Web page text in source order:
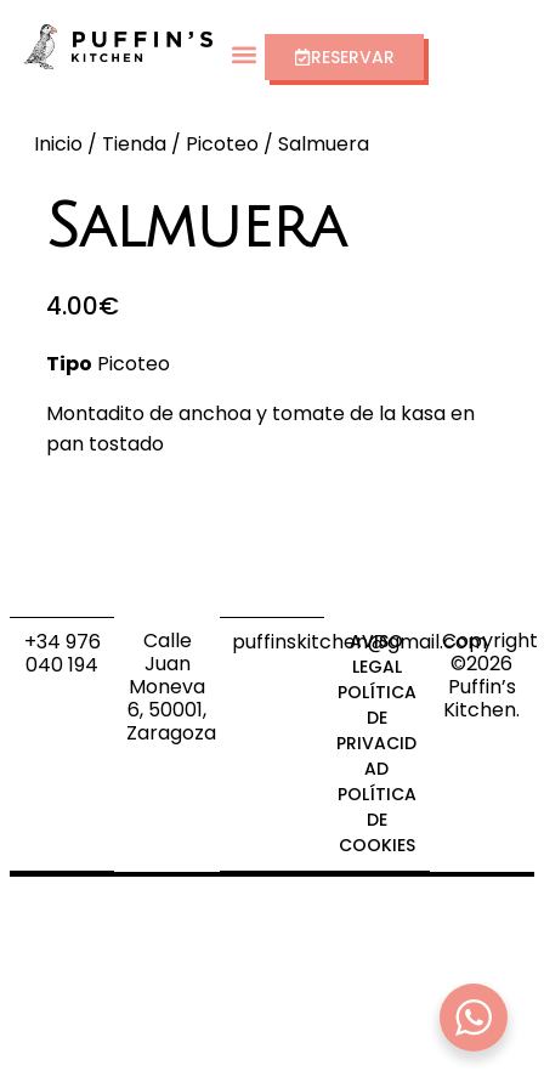
RESERVAR
Inicio / Tienda / Picoteo / Salmuera
Salmuera
4.00€
Tipo Picoteo
Montadito de anchoa y tomate de la kasa en
pan tostado
+34 976
040 194
Calle
Juan
Moneva
6, 50001,
Zaragoza
puffinskitchen@gmail.com
AVISO
LEGAL
POLÍTICA
DE
PRIVACID
AD
POLÍTICA
DE
COOKIES
Copyright
©2026
Puffin’s
Kitchen.